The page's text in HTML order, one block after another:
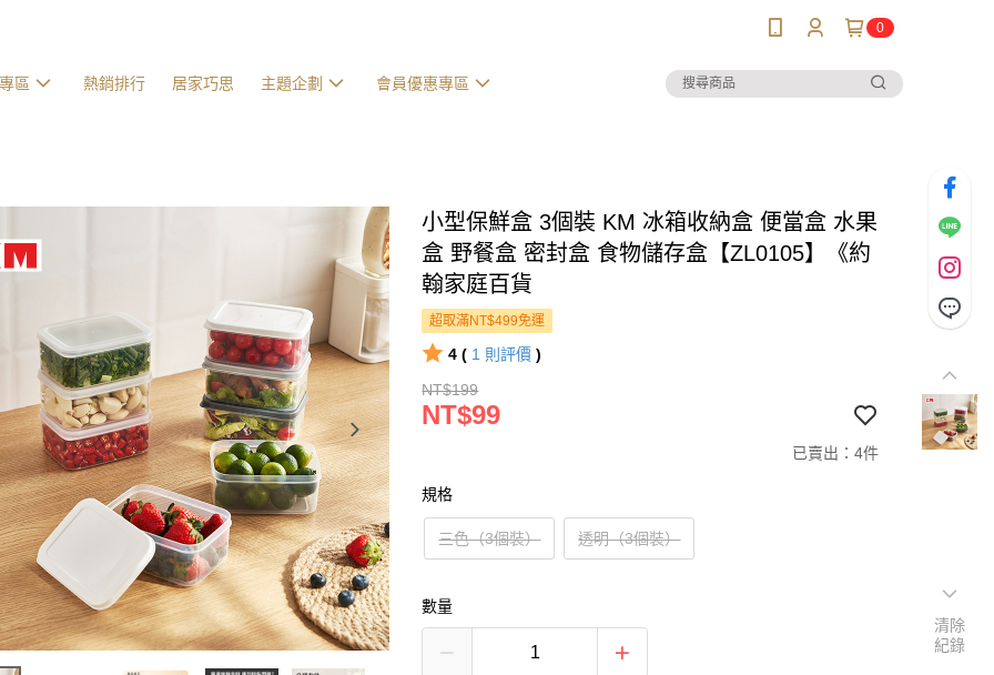
0
區 熱銷排行 居家巧思 主題企劃 會員優惠專區
小型保鮮盒 3個裝 KM 冰箱收納盒 便當盒 水果
盒 野餐盒 密封盒 食物儲存盒【ZL0105】《約
翰家庭百貨
超取滿NT$499免運
4 ( 1 則評價 )
NT$199
NT$99
已賣出：4件
規格
三色（3個裝） 透明（3個裝）
數量
清除
紀錄